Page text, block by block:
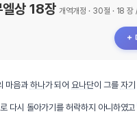
엘상 18장개역개정 · 30절 · 18
＋
마음과 하나가 되어요나단이 그를 자기
다시 돌아가기를 허락하지 아니하였고